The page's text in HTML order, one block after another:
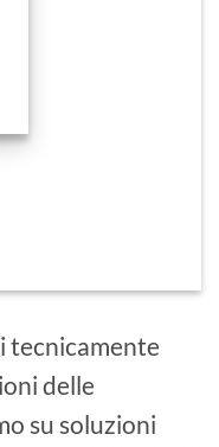
tecnicamente
delle
su soluzioni